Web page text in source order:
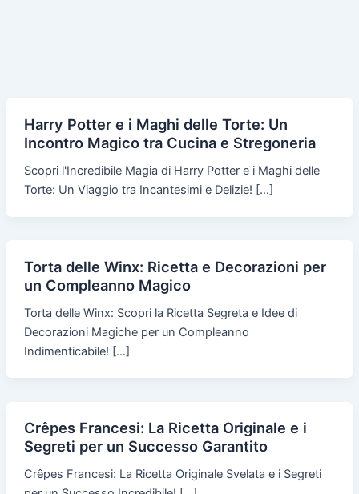
Harry Potter e i Maghi delle Torte: Un
Incontro Magico tra Cucina e Stregoneria
Scopri l'Incredibile Magia di Harry Potter e i Maghi delle
Torte: Un Viaggio tra Incantesimi e Delizie! […]
Torta delle Winx: Ricetta e Decorazioni per
un Compleanno Magico
Torta delle Winx: Scopri la Ricetta Segreta e Idee di
Decorazioni Magiche per un Compleanno
Indimenticabile! […]
Crêpes Francesi: La Ricetta Originale e i
Segreti per un Successo Garantito
Crêpes Francesi: La Ricetta Originale Svelata e i Segreti